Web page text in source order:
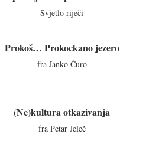
Svjetlo riječi
Prokoš… Prokockano jezero
fra Janko Ćuro
(Ne)kultura otkazivanja
fra Petar Jeleč